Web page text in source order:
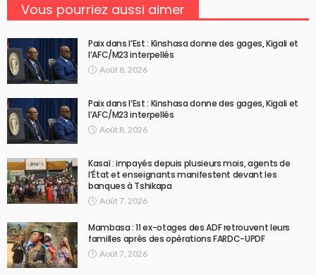
Vous pourriez aussi aimer
Paix dans l’Est : Kinshasa donne des gages, Kigali et
l’AFC/M23 interpellés
Août 8, 2026
Paix dans l’Est : Kinshasa donne des gages, Kigali et
l’AFC/M23 interpellés
Août 8, 2026
Kasaï : impayés depuis plusieurs mois, agents de
l’État et enseignants manifestent devant les
banques à Tshikapa
Août 7, 2026
Mambasa : 11 ex-otages des ADF retrouvent leurs
familles après des opérations FARDC-UPDF
Août 7, 2026